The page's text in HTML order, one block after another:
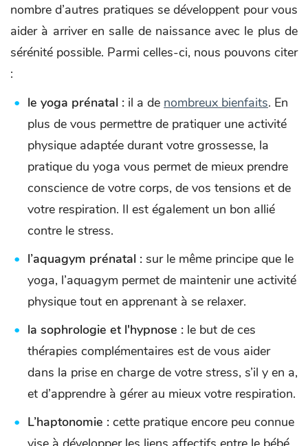
nombre d’autres pratiques se développent pour vous
aider à arriver en salle de naissance avec le plus de
sérénité possible. Parmi celles-ci, nous pouvons citer
:
le yoga prénatal : il a de nombreux bienfaits. En
plus de vous permettre de pratiquer une activité
physique adaptée durant votre grossesse, la
pratique du yoga vous permet de mieux prendre
conscience de votre corps, de vos tensions et de
votre respiration. Il est également un bon allié
contre le stress.
l’aquagym prénatal : sur le même principe que le
yoga, l’aquagym permet de maintenir une activité
physique tout en apprenant à se relaxer.
la sophrologie et l'hypnose : le but de ces
thérapies complémentaires est de vous aider
dans la prise en charge de votre stress, s’il y en a,
et d’apprendre à gérer au mieux votre respiration.
L’haptonomie : cette pratique encore peu connue